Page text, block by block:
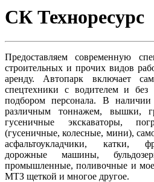
СК Техноресурс
Предоставляем современную
строительных и прочих видов
аренду. Автопарк включает
спецтехники с водителем и
подбором персонала. В
различным тоннажем, вышки,
гусеничные экскаваторы,
(гусеничные, колесные, мини),
асфальтоукладчики, катки,
дорожные машины,
промышленные, поливочные и
МТЗ щеткой и многое другое.